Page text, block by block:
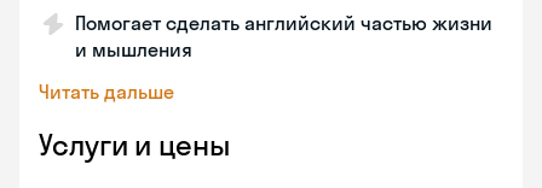
Помогает сделать английский частью жизни
и мышления
Читать дальше
Услуги и цены